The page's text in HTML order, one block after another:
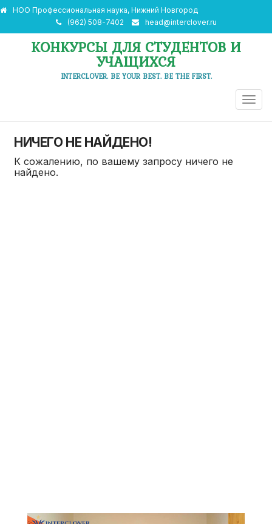
НОО Профессиональная наука, Нижний Новгород
(962) 508-7402
head@interclover.ru
КОНКУРСЫ ДЛЯ СТУДЕНТОВ И
УЧАЩИХСЯ
INTERCLOVER. BE YOUR BEST. BE THE FIRST.
НИЧЕГО НЕ НАЙДЕНО!
К сожалению, по вашему запросу ничего не
найдено.
Видеоплеер